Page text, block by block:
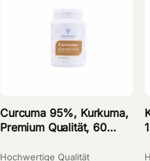
Curcuma 95%, Kurkuma,
Premium Qualität, 60
Hochwertige Qualität